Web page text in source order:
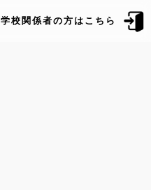
学校関係者の方はこちら